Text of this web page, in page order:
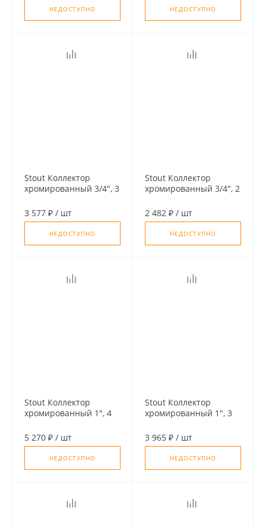
НЕДОСТУПНО НЕДОСТУПНО
Stout Коллектор
хромированный 3/4", 3
1/2" (под плоское
уплотнение)
3 577 ₽ / шт
НЕДОСТУПНО
Stout Коллектор
хромированный 3/4", 2
1/2" (под плоское
уплотнение)
2 482 ₽ / шт
НЕДОСТУПНО
Stout Коллектор
хромированный 1", 4
1/2" "евроконус"
5 270 ₽ / шт
НЕДОСТУПНО
Stout Коллектор
хромированный 1", 3
1/2" "евроконус"
3 965 ₽ / шт
НЕДОСТУПНО